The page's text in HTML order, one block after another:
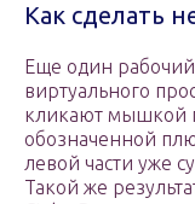
Как сделать
Еще один рабочий
виртуального
кликают мышкой
обозначенной
левой части уже
Такой же